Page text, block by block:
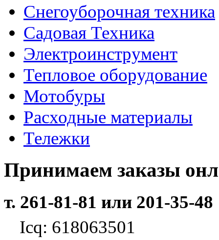
Снегоуборочная техника
Садовая Техника
Электроинструмент
Тепловое оборудование
Мотобуры
Расходные материалы
Тележки
Принимаем заказы
т. 261-81-81 или 201-35-48
Icq: 618063501